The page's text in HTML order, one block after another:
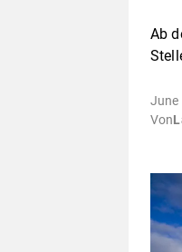
Ab
June
Von